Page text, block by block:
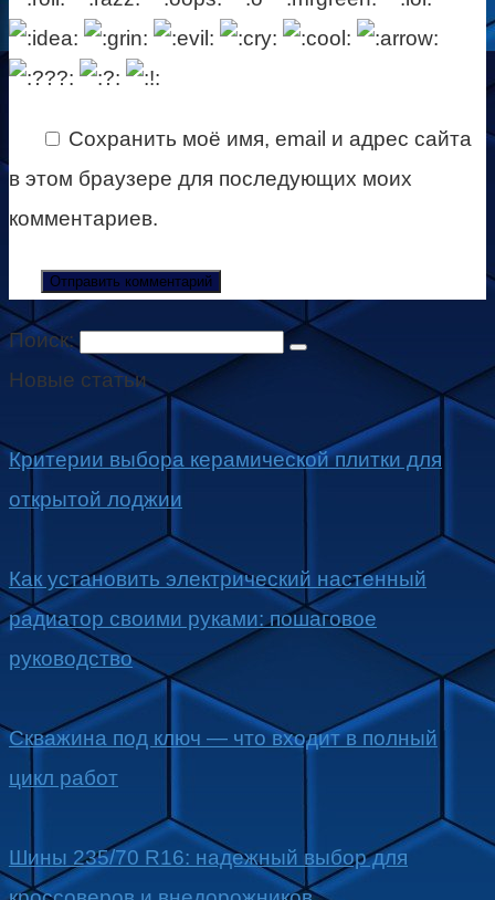
Сохранить моё имя, email и адрес сайта
в этом браузере для последующих моих
комментариев.
Поиск:
Новые статьи
Критерии выбора керамической плитки для
открытой лоджии
Как установить электрический настенный
радиатор своими руками: пошаговое
руководство
Скважина под ключ — что входит в полный
цикл работ
Шины 235/70 R16: надежный выбор для